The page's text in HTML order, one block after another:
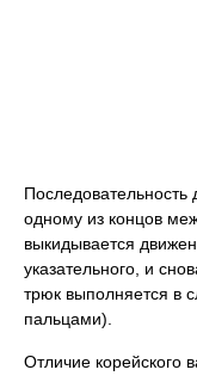
Последовательность
одному из концов
выкидывается
указательного, и
трюк выполняется в
пальцами).
Отличие корейского